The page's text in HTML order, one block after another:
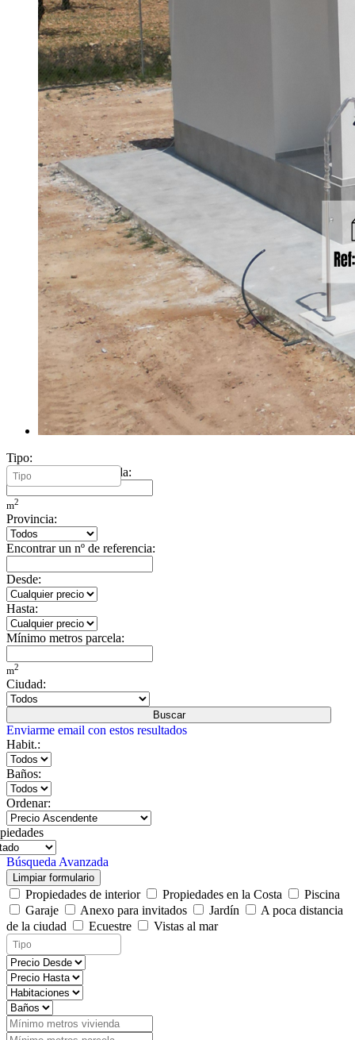
Tipo:
Mínimo metros vivienda:
m2
Provincia:
Encontrar un nº de referencia:
Desde:
Hasta:
Mínimo metros parcela:
m2
Ciudad:
Buscar
Enviarme email con estos resultados
Habit.:
Baños:
Ordenar:
Búsqueda Avanzada
Limpiar formulario
Propiedades de interior Propiedades en la Costa
Piscina
Garaje
Anexo para invitados Jardín
A poca distancia
de la ciudad
Ecuestre Vistas al mar